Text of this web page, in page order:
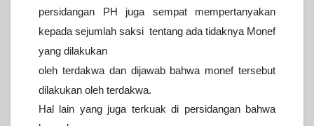
persidangan PH juga sempat mempertanyakan
kepada sejumlah saksi tentang ada tidaknya Monef
yang dilakukan
oleh terdakwa dan dijawab bahwa monef tersebut
dilakukan oleh terdakwa.
Hal lain yang juga terkuak di persidangan bahwa